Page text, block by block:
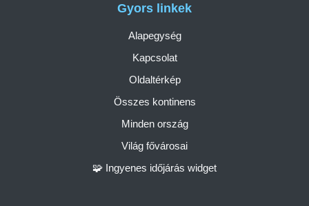
Gyors linkek
Alapegység
Kapcsolat
Oldaltérkép
Összes kontinens
Minden ország
Világ fővárosai
🧩 Ingyenes időjárás widget